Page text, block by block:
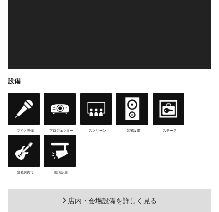
設備
マイク設備 プロジェクター スクリーン 音響設備 ステージ
楽器演奏可 照明設備
店内・会場設備を詳しく見る